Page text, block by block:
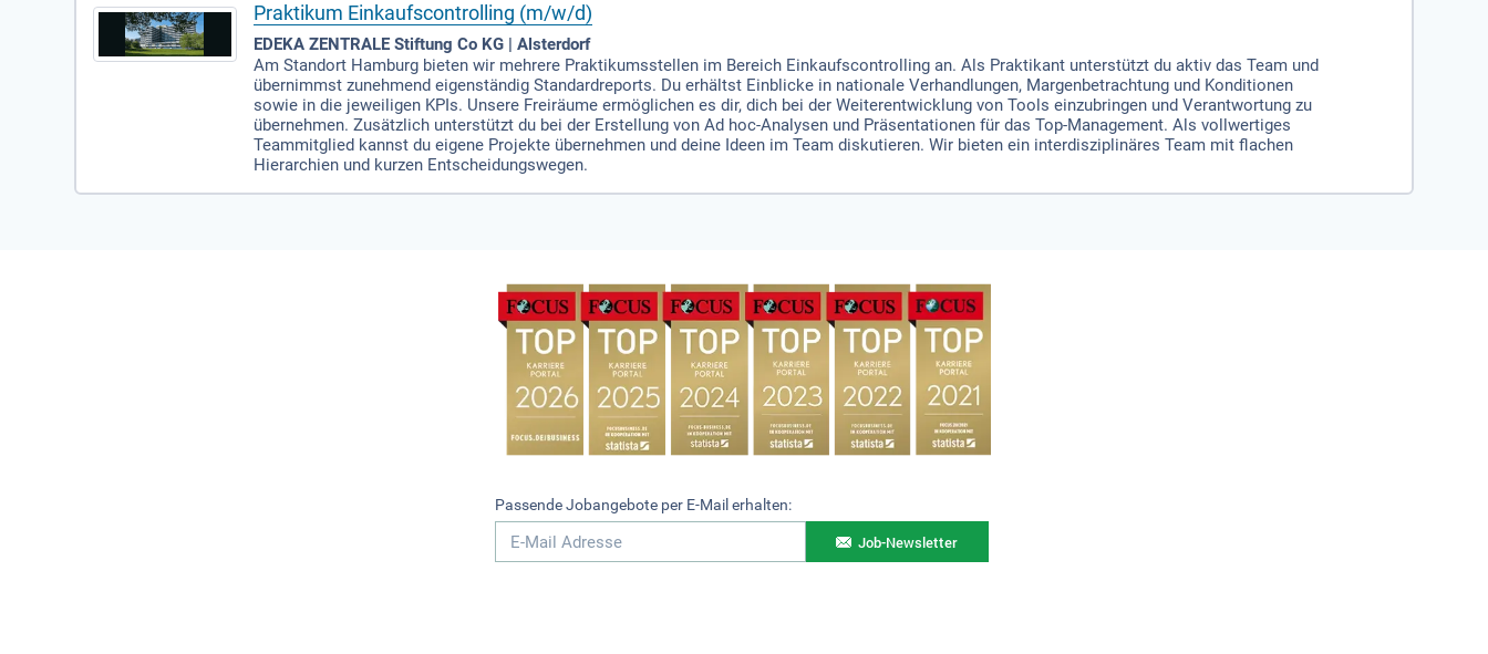
Praktikum Einkaufscontrolling (m/w/d)
EDEKA ZENTRALE Stiftung Co KG | Alsterdorf
Am Standort Hamburg bieten wir mehrere Praktikumsstellen im Bereich Einkaufscontrolling an. Als Praktikant unterstützt du aktiv das Team und
übernimmst zunehmend eigenständig Standardreports. Du erhältst Einblicke in nationale Verhandlungen, Margenbetrachtung und Konditionen
sowie in die jeweiligen KPIs. Unsere Freiräume ermöglichen es dir, dich bei der Weiterentwicklung von Tools einzubringen und Verantwortung zu
übernehmen. Zusätzlich unterstützt du bei der Erstellung von Ad hoc-Analysen und Präsentationen für das Top-Management. Als vollwertiges
Teammitglied kannst du eigene Projekte übernehmen und deine Ideen im Team diskutieren. Wir bieten ein interdisziplinäres Team mit flachen
Hierarchien und kurzen Entscheidungswegen.
Passende Jobangebote per E-Mail erhalten:
Job-Newsletter